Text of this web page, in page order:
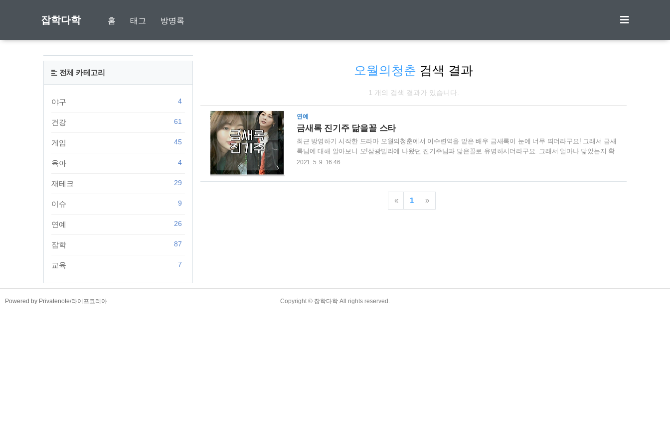
잡학다학 홈 태그 방명록
오월의청춘 검색 결과
1 개의 검색 결과가 있습니다.
연예
금새록 진기주 닮을꼴 스타
최근 방영하기 시작한 드라마 오월의청춘에서 이수련역을 맡은 배우 금새록이 눈에 너무 띄더라구요! 그래서 금새
록님에 대해 알아보니 오!삼광빌라에 나왔던 진기주님과 닮은꼴로 유명하시더라구요. 그래서 얼마나 닮았는지 확
인, 금새록 프로필도 한번 같이 알아보겠습니다. | 금새록 진기주 금새록 진기주 사진을 봤을때 누가 누군지 구분
이 금새록, 오른쪽이 진기주 입니다. 좀 더 알아보니 오케이 광자매의 고원희, 금새록이 더 닮은꼴 같아서 사진하
나 투척합니다. 왼쪽이 고원희, 오른쪽이 금새록입니다. | 금새록 프로필 금새록의 프로필을 알아보겠습니다. 나이
는 1992년생으로 한국나이로 30세, 키는 168cm, ..
2021. 5. 9. 16:46
« 1 »
전체 카테고리
야구 4
건강 61
게임 45
육아 4
재테크 29
이슈 9
연예 26
잡학 87
교육 7
Powered by Privatenote/라이프코리아 Copyright © 잡학다학 All rights reserved.
TistoryWhaleSkin3.4